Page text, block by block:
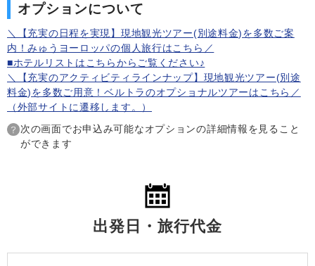
オプションについて
＼【充実の日程を実現】現地観光ツアー(別途料金)を多数ご案
内！みゅうヨーロッパの個人旅行はこちら／
■ホテルリストはこちらからご覧ください♪
＼【充実のアクティビティラインナップ】現地観光ツアー(別途
料金)を多数ご用意！ベルトラのオプショナルツアーはこちら／
（外部サイトに遷移します。）
次の画面でお申込み可能なオプションの詳細情報を見ること
ができます
出発日・旅行代金